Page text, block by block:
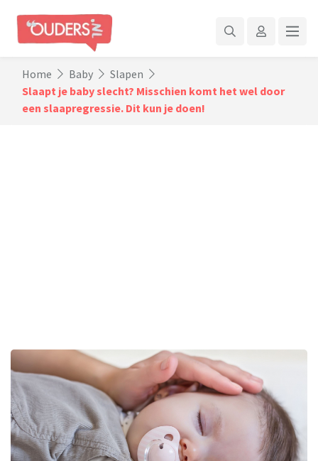
Home Baby
Slapen
Slaapt je baby slecht? Misschien komt het wel door
een slaapregressie. Dit kun je doen!